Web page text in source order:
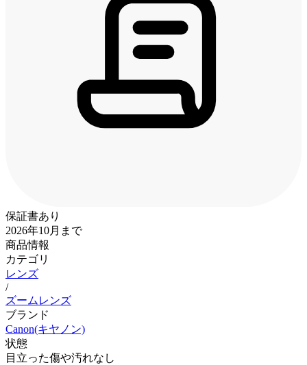
保証書あり
2026年10月まで
商品情報
カテゴリ
レンズ
/
ズームレンズ
ブランド
Canon(キヤノン)
状態
目立った傷や汚れなし